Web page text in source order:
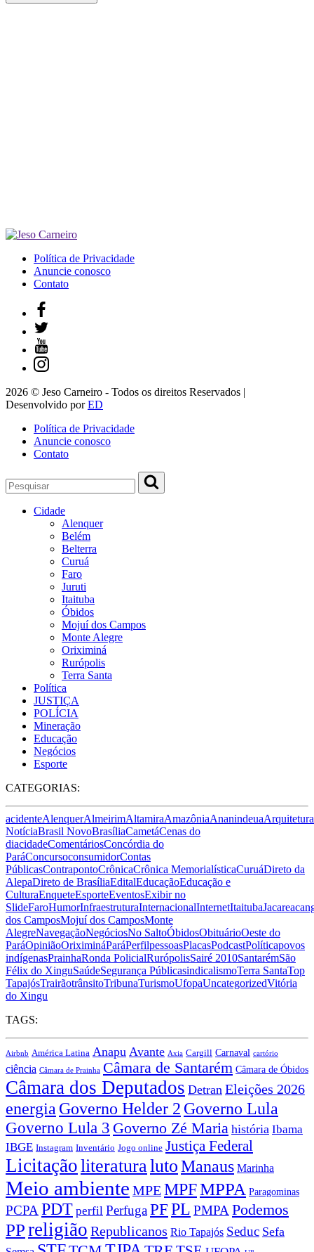
Política de Privacidade
Anuncie conosco
Contato
2026 © Jeso Carneiro - Todos os direitos Reservados |
Desenvolvido porED
Política de Privacidade
Anuncie conosco
Contato
Cidade
Alenquer
Belém
Belterra
Curuá
Faro
Juruti
Itaituba
Óbidos
Mojuí dos Campos
Monte Alegre
Oriximiná
Rurópolis
Terra Santa
Política
JUSTIÇA
POLÍCIA
Mineração
Educação
Negócios
Esporte
CATEGORIAS:
acidenteAlenquerAlmeirimAltamiraAmazôniaAnanindeuaArquitetura
NotíciaBrasil NovoBrasíliaCametáCenas do
diacidadeComentáriosConcórdia do
ParáConcursoconsumidorContas
PúblicasContrapontoCrônicaCrônica MemorialísticaCuruáDireto da
AlepaDireto de BrasíliaEditalEducaçãoEducação e
CulturaEnqueteEsporteEventosExibir no
SlideFaroHumorInfraestruturaInternacionalInternetItaituba
dos CamposMojuí dos CamposMonte
AlegreNavegaçãoNegóciosNo SaltoÓbidosObituárioOeste do
ParáOpiniãoOriximináParáPerfilpessoasPlacasPodcastPolíticapovos
indígenasPrainhaRonda PolicialRurópolisSairé 2010SantarémSão
Félix do XinguSaúdeSegurança PúblicasindicalismoTerra SantaTop
TapajósTrairãotrânsitoTribunaTurismoUfopaUncategorizedVitória
do Xingu
TAGS:
Airbnb América Latina Anapu Avante Axia Cargill Carnaval cartório
ciência Câmara de Prainha Câmara de Santarém Câmara de Óbidos
Câmara dos Deputados Detran Eleições 2026
energia Governo Helder 2 Governo Lula
Governo Lula 3 Governo Zé Maria história Ibama
IBGE Instagram Inventário Jogo online Justiça Federal
Licitaçãoliteratura lutoManaus Marinha
Meio ambiente MPEMPFMPPA Paragominas
PCPA PDT perfil PerfugaPFPL PMPA Podemos
PPreligião Republicanos Rio Tapajós Seduc Sefa